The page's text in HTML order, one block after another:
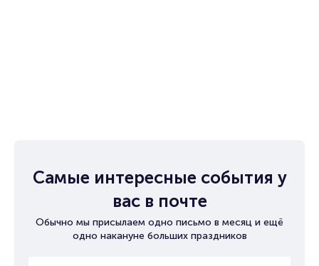
Самые интересные события у
вас в почте
Обычно мы присылаем одно письмо в месяц и ещё
одно накануне больших праздников